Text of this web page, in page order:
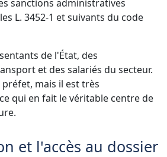
sanctions administratives
L. 3452-1 et suivants du code
de l'État, des
et des salariés du secteur.
préfet, mais il est très
qui en fait le véritable centre de
et l'accès au dossier